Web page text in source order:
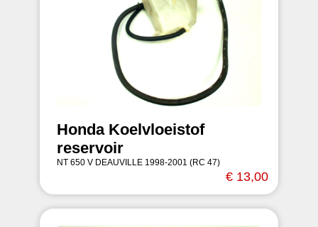
Honda Koelvloeistof
reservoir
NT 650 V DEAUVILLE 1998-2001 (RC 47)
€ 13,00